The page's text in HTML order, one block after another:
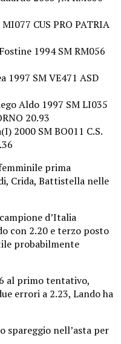
CUS PRO PATRIA
1994 SM RM056
1997 SM VE471 ASD
Aldo 1997 SM LI035
20.93
2000 SM BO011 C.S.
prima
Crida, Battistella nelle
d’Italia
con 2.20 e terzo posto
probabilmente
al primo tentativo,
errori a 2.23, Lando ha
spareggio nell’asta per